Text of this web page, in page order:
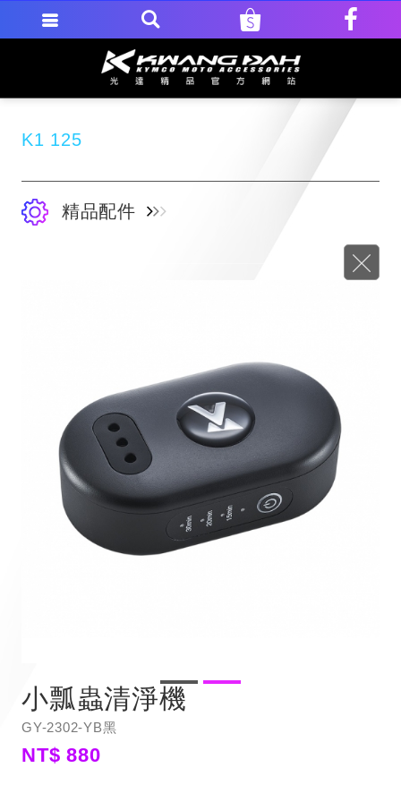
K1 125
精品配件
小瓢蟲清淨機
GY-2302-YB黑
NT$ 880